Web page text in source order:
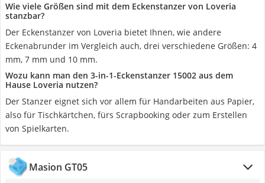
Wie viele Größen sind mit dem Eckenstanzer von Loveria
stanzbar?
Der Eckenstanzer von Loveria bietet Ihnen, wie andere
Eckenabrunder im Vergleich auch, drei verschiedene Größen: 4
mm, 7 mm und 10 mm.
Wozu kann man den 3-in-1-Eckenstanzer 15002 aus dem
Hause Loveria nutzen?
Der Stanzer eignet sich vor allem für Handarbeiten aus Papier,
also für Tischkärtchen, fürs Scrapbooking oder zum Erstellen
von Spielkarten.
Masion GT05